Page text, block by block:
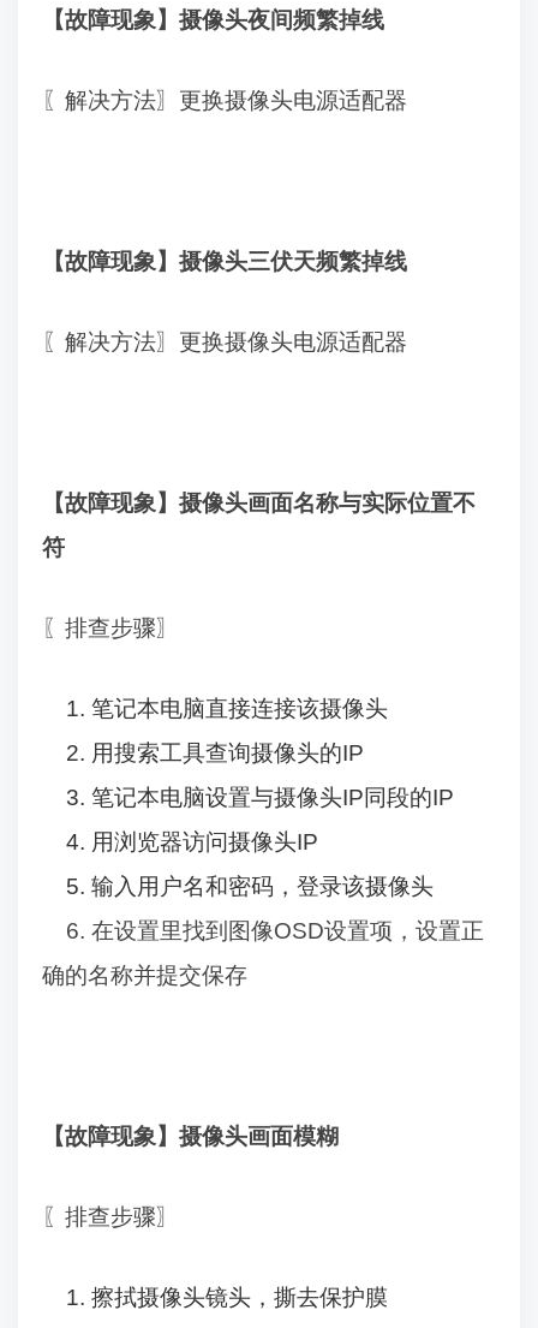
【故障现象】摄像头夜间频繁掉线
〖解决方法〗更换摄像头电源适配器
【故障现象】摄像头三伏天频繁掉线
〖 解决方法〗更换摄像头电源适配器
【故障现象】摄像头画面名称与实际位置不
符
〖排查步骤〗
1. 笔记本电脑直接连接该摄像头
2. 用搜索工具查询摄像头的IP
3. 笔记本电脑设置与摄像头IP同段的IP
4. 用浏览器访问摄像头IP
5. 输入用户名和密码，登录该摄像头
6. 在设置里找到图像OSD设置项，设置正
确的名称并提交保存
【故障现象】摄像头画面模糊
〖排查步骤〗
1. 擦拭摄像头镜头，撕去保护膜